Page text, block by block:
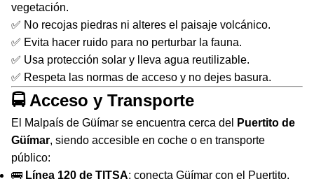
vegetación.
✅ No recojas piedras ni alteres el paisaje volcánico.
✅ Evita hacer ruido para no perturbar la fauna.
✅ Usa protección solar y lleva agua reutilizable.
✅ Respeta las normas de acceso y no dejes basura.
🚍 Acceso y Transporte
El Malpaís de Güímar se encuentra cerca del
Puertito de
Güímar, siendo accesible en coche o en transporte
público:
🚌 Línea 120 de TITSA: conecta Güímar con el Puertito.